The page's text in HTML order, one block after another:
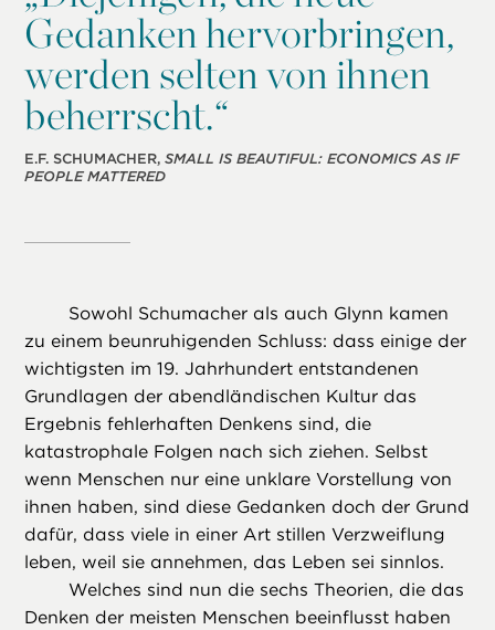
Gedanken hervorbringen,
werden selten von ihnen
beherrscht.“
E.F. SCHUMACHER,SMALL IS BEAUTIFUL: ECONOMICS AS IF
PEOPLE MATTERED
Sowohl Schumacher als auch Glynn kamen
zu einem beunruhigenden Schluss: dass einige der
wichtigsten im 19. Jahrhundert entstandenen
Grundlagen der abendländischen Kultur das
Ergebnis fehlerhaften Denkens sind, die
katastrophale Folgen nach sich ziehen. Selbst
wenn Menschen nur eine unklare Vorstellung von
ihnen haben, sind diese Gedanken doch der Grund
dafür, dass viele in einer Art stillen Verzweiflung
leben, weil sie annehmen, das Leben sei sinnlos.
Welches sind nun die sechs Theorien, die das
Denken der meisten Menschen beeinflusst haben